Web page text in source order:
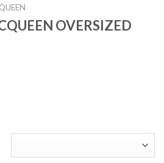
OVERSIZED
actual
es: